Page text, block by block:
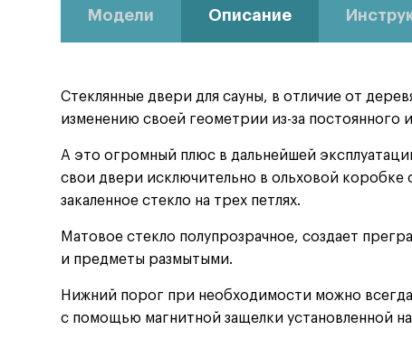
Модели Описание
Стеклянные двери для сауны, в отличие от
изменению своей геометрии из-за постоянного
А это огромный плюс в дальнейшей
свои двери исключительно в ольховой коробке
закаленное стекло на трех петлях.
Матовое стекло полупрозрачное, создает
и предметы размытыми.
Нижний порог при необходимости можно
с помощью магнитной защелки установленной